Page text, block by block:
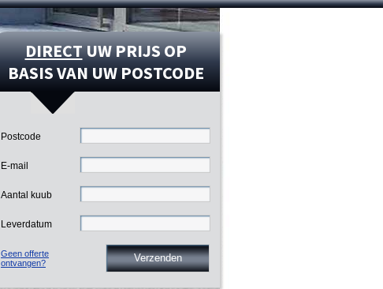
DIRECTUW PRIJS OP
BASIS VAN UW POSTCODE
Geen offerte
ontvangen?
Postcode
E-mail
Aantal kuub
Leverdatum